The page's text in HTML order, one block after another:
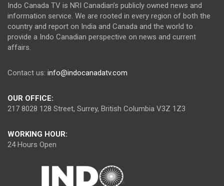
Indo Canada TV is NRI Canadian’s publicly owned news and
information service. We are rooted in every region of both the
country and report on India and Canada and the world to
provide a Indo Canadian perspective on news and current
affairs.
Contact us: info@indocanadatv.com
OUR OFFICE:
217 8028 128 Street, Surrey, British Columbia V3Z 1Z3
WORKING HOUR:
24 Hours Open